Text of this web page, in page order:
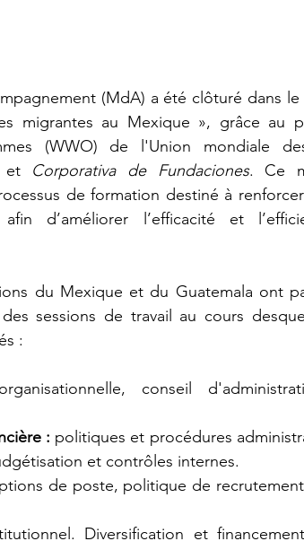
(MdA) a été clôturé dans
migrantes au Mexique », grâce au
(WWO) de l'Union mondiale
et Corporativa de Fundaciones. Ce
de formation destiné à
d’améliorer l’efficacité et
du Mexique et du Guatemala ont
sessions de travail au cours
:
conseil
: politiques et procédures
et contrôles internes.
de poste, politique de
Diversification et